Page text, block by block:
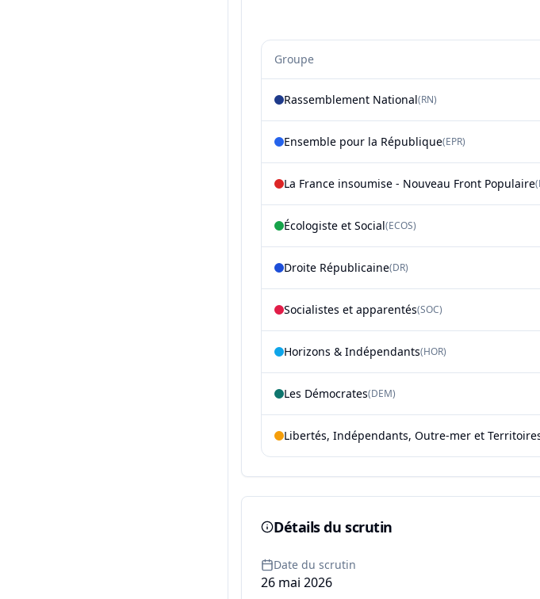
Groupe
Rassemblement National(RN)
Ensemble pour la République(EPR)
La France insoumise - Nouveau Front Populaire(
Écologiste et Social(ECOS)
Droite Républicaine(DR)
Socialistes et apparentés(SOC)
Horizons & Indépendants(HOR)
Les Démocrates(DEM)
Libertés, Indépendants, Outre-mer et
Détails du scrutin
Date du scrutin
26 mai 2026